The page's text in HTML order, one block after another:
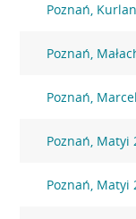
Poznań,
Poznań,
Poznań,
Poznań, Matyi
Poznań, Matyi